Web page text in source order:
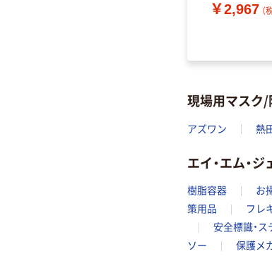
￥2,967 （
現場用マスク
アズワン 熱
エイ・エム・
樹脂容器 お
策用品
フレ
安全標識・ス
ソー
保護メ